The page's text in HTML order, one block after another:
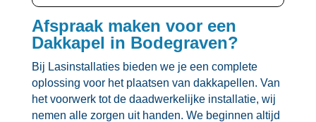
Afspraak maken voor een
Dakkapel in Bodegraven?
Bij Lasinstallaties bieden we je een complete
oplossing voor het plaatsen van dakkapellen.​ Van
het voorwerk tot de daadwerkelijke installatie, wij
nemen alle zorgen uit handen.​ We beginnen altijd